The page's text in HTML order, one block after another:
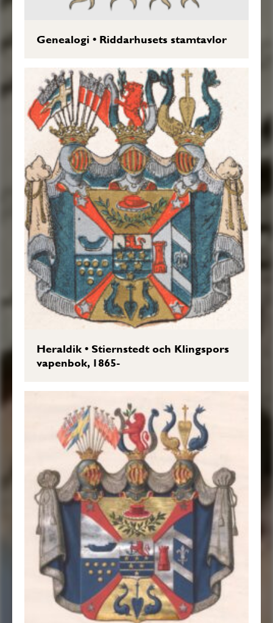
Genealogi • Riddarhusets stamtavlor
Heraldik•Stiernstedt och Klingspors
vapenbok, 1865-